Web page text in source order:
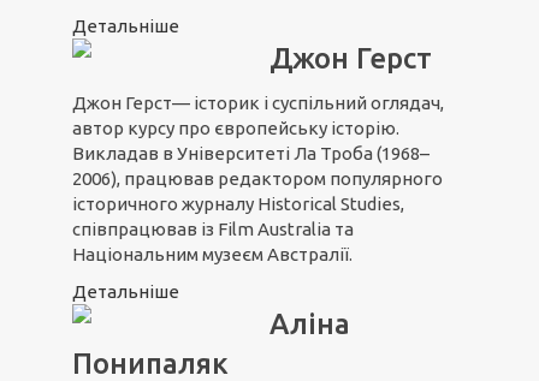
Детальніше
Джон Герст
Джон Герст— історик і суспільний оглядач,
автор курсу про європейську історію.
Викладав в Університеті Ла Троба (1968–
2006), працював редактором популярного
історичного журналу Historical Studies,
співпрацював із Film Australia та
Національним музеєм Австралії.
Детальніше
Аліна
Понипаляк